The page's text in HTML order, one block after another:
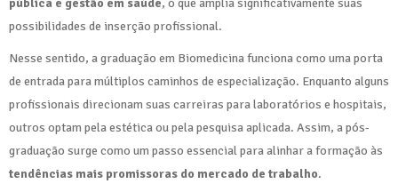
pública e gestão em saúde, o que amplia significativamente suas
possibilidades de inserção profissional.
Nesse sentido, a graduação em Biomedicina funciona como uma porta
de entrada para múltiplos caminhos de especialização. Enquanto alguns
profissionais direcionam suas carreiras para laboratórios e hospitais,
outros optam pela estética ou pela pesquisa aplicada. Assim, a pós-
graduação surge como um passo essencial para alinhar a formação às
tendências mais promissoras do mercado de trabalho.